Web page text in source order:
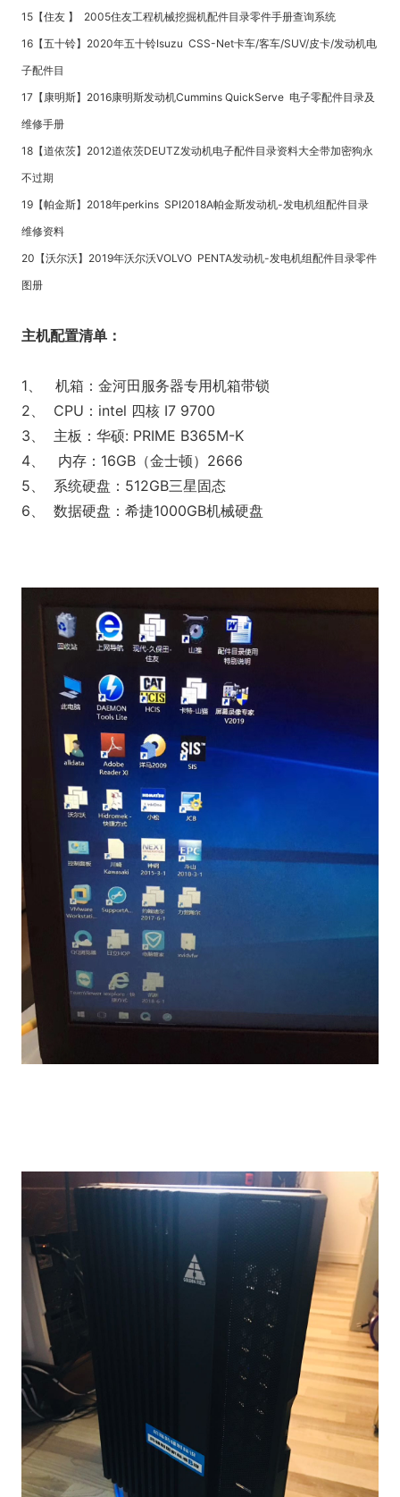
15【住友 】 2005住友工程机械挖掘机配件目录零件手册查询系统
16【五十铃】2020年五十铃Isuzu CSS-Net卡车/客车/SUV/皮卡/发动机电
子配件目
17【康明斯】2016康明斯发动机Cummins QuickServe 电子零配件目录及
维修手册
18【道依茨】2012道依茨DEUTZ发动机电子配件目录资料大全带加密狗永
不过期
19【帕金斯】2018年perkins SPI2018A帕金斯发动机-发电机组配件目录
维修资料
20【沃尔沃】2019年沃尔沃VOLVO PENTA发动机-发电机组配件目录零件
图册
主机配置清单：
1、 机箱：金河田服务器专用机箱带锁
2、 CPU：intel 四核 I7 9700
3、 主板：华硕: PRIME B365M-K
4、 内存：16GB（金士顿）2666
5、 系统硬盘：512GB三星固态
6、 数据硬盘：希捷1000GB机械硬盘